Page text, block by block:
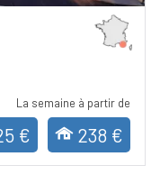
La semaine à partir de
€ 238 €